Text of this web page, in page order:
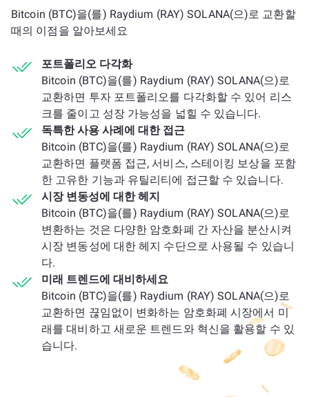
Bitcoin (BTC)을(를) Raydium (RAY) SOLANA(으)로 교환할
때의 이점을 알아보세요
포트폴리오 다각화
Bitcoin (BTC)을(를) Raydium (RAY) SOLANA(으)로
교환하면 투자 포트폴리오를 다각화할 수 있어 리스
크를 줄이고 성장 가능성을 넓힐 수 있습니다.
독특한 사용 사례에 대한 접근
Bitcoin (BTC)을(를) Raydium (RAY) SOLANA(으)로
교환하면 플랫폼 접근, 서비스, 스테이킹 보상을 포함
한 고유한 기능과 유틸리티에 접근할 수 있습니다.
시장 변동성에 대한 헤지
Bitcoin (BTC)을(를) Raydium (RAY) SOLANA(으)로
변환하는 것은 다양한 암호화폐 간 자산을 분산시켜
시장 변동성에 대한 헤지 수단으로 사용될 수 있습니
다.
미래 트렌드에 대비하세요
Bitcoin (BTC)을(를) Raydium (RAY) SOLANA(으)로
교환하면 끊임없이 변화하는 암호화폐 시장에서 미
래를 대비하고 새로운 트렌드와 혁신을 활용할 수 있
습니다.